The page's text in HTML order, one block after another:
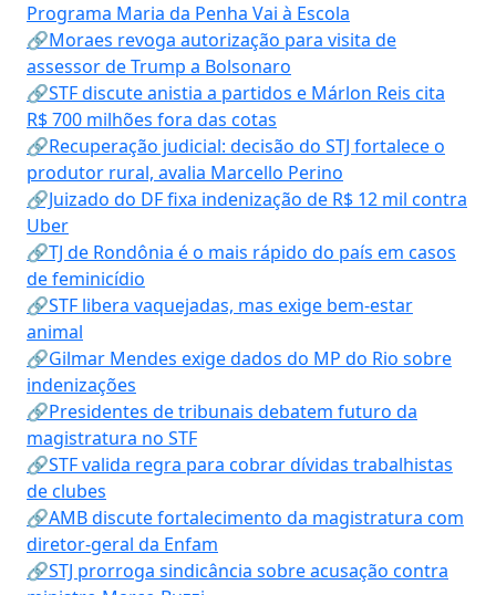
Programa Maria da Penha Vai à Escola
🔗Moraes revoga autorização para visita de
assessor de Trump a Bolsonaro
🔗STF discute anistia a partidos e Márlon Reis cita
R$ 700 milhões fora das cotas
🔗Recuperação judicial: decisão do STJ fortalece o
produtor rural, avalia Marcello Perino
🔗Juizado do DF fixa indenização de R$ 12 mil contra
Uber
🔗TJ de Rondônia é o mais rápido do país em casos
de feminicídio
🔗STF libera vaquejadas, mas exige bem-estar
animal
🔗Gilmar Mendes exige dados do MP do Rio sobre
indenizações
🔗Presidentes de tribunais debatem futuro da
magistratura no STF
🔗STF valida regra para cobrar dívidas trabalhistas
de clubes
🔗AMB discute fortalecimento da magistratura com
diretor-geral da Enfam
🔗STJ prorroga sindicância sobre acusação contra